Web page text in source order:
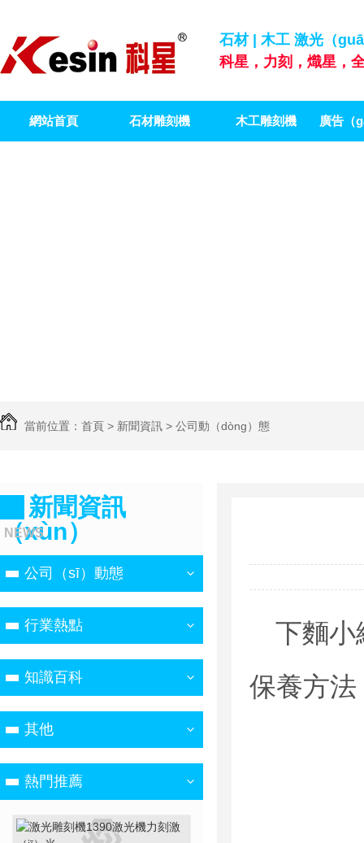
石材 | 木工 激光（
科星，力刻，熾星，
網站首頁 石材雕刻機 木工雕刻機 廣告（
當前位置： 首頁 > 新聞資訊 > 公司動（dòng）態
新聞資訊
（xùn）
NEWS
公司（sī）動態
行業熱點
知識百科
其他
熱門推薦
下麵小
保養方